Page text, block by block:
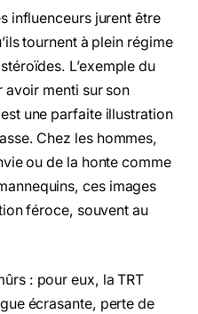
influenceurs jurent être
tournent à plein régime
L’exemple du
avoir menti sur son
une parfaite illustration
Chez les hommes,
ou de la honte comme
ces images
féroce, souvent au
: pour eux, la TRT
écrasante, perte de